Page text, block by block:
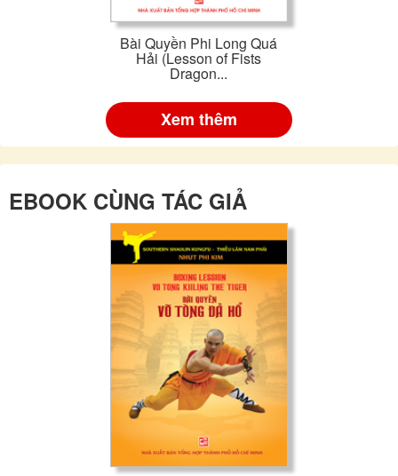
Bài Quyền Phi Long Quá
Hải (Lesson of Fists
Dragon...
Xem thêm
EBOOK CÙNG TÁC GIẢ